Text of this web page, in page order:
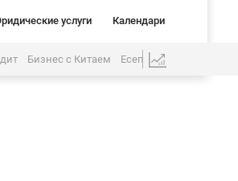
услуги Календари
Бизнес с Китаем Есеп бөлімі